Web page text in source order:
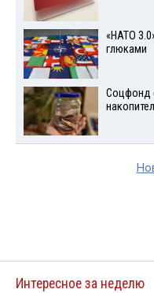
«НАТО
глюками
Соцфонд
Интересное за неделю